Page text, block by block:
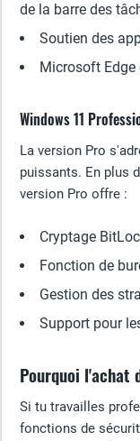
de la barre des
Soutien des
Microsoft Edge
Windows 11
La version Pro
puissants. En plus
version Pro offre :
Cryptage
Fonction de
Gestion des
Support pour
Pourquoi l'achat
Si tu travailles
fonctions de